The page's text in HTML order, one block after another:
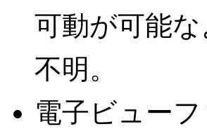
可動が可能
不明。
電子ビュー